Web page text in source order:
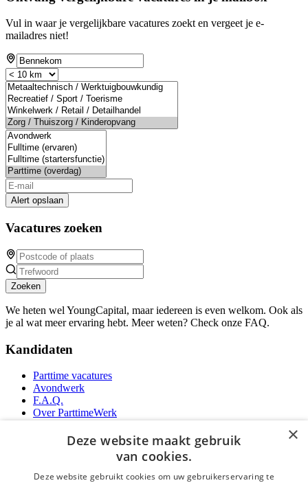
Vul in waar je vergelijkbare vacatures zoekt en vergeet je e-
mailadres niet!
Alert opslaan
Vacatures zoeken
Zoeken
We heten wel YoungCapital, maar iedereen is even welkom. Ook als
je al wat meer ervaring hebt. Meer weten? Check onze FAQ.
Kandidaten
Parttime vacatures
Avondwerk
F.A.Q.
Over ParttimeWerk
YoungCapital Android App
×
Deze website maakt gebruik
van cookies.
Deze website gebruikt cookies om uw gebruikerservaring te